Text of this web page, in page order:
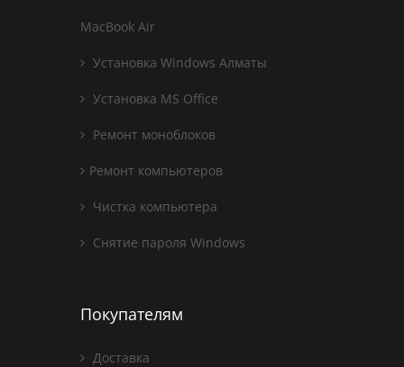
MacBook Air
Установка Windows Алматы
Установка MS Office
Ремонт моноблоков
Ремонт компьютеров
Чистка компьютера
Снятие пароля Windows
Покупателям
Доставка